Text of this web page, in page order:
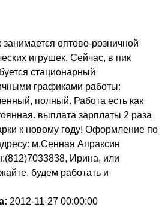
оптово-розничной
игрушек. Сейчас, в пик
стационарный
графиками работы:
полный. Работа есть как
выплата зарплаты 2 раза
к новому году! Оформление по
м.Сенная Апраксин
Ирина, или
будем работать и
2012-11-27 00:00:00